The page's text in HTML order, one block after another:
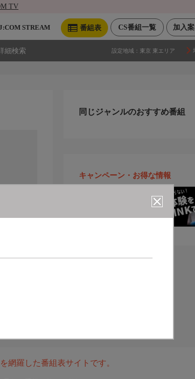
TV
加入
CS番組一覧
番組表
STREAM
細検索 設定地域： 東京 東エリア
同じジャンルのおすすめ番組
キャンペーン・お得な情報
網羅した番組表サイトです。